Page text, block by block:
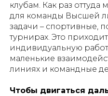
клубам. Как раз
для команды Высшей
задачи – спортивные,
турнирах. Это
индивидуальную
маленькие
линиях и командные
Чтобы двигаться